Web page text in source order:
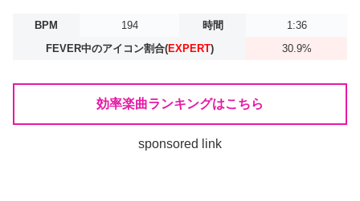
BPM 194 時間
1:36
FEVER中のアイコン割合(EXPERT) 30.9%
効率楽曲ランキングはこちら
sponsored link